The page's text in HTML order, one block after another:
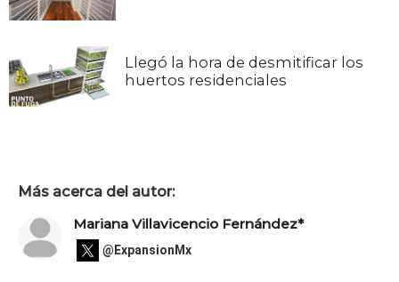
Llegó la hora de desmitificar los
huertos residenciales
Más acerca del autor:
Mariana Villavicencio Fernández*
@ExpansionMx